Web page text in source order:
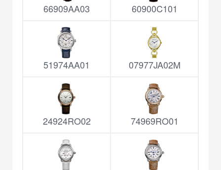
66909AA03 60900C101
51974AA01 07977JA02M
24924RO02 74969RO01